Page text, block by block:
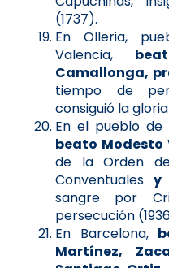
(1737).
En Olleria,
Valencia,
Camallonga,
tiempo de
consiguió la
En el pueblo de
beato Modesto
de la Orden
Conventuales y
sangre por
persecución
En Barcelona,
Martínez,